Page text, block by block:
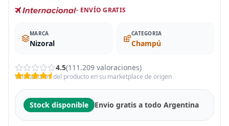
- ENVÍO GRATIS
MARCA
Nizoral
CATEGORIA
Champú
4.5(111.209 valoraciones)
Valoraciones del producto en su marketplace de origen
Stock disponible Envio gratis a todo Argentina